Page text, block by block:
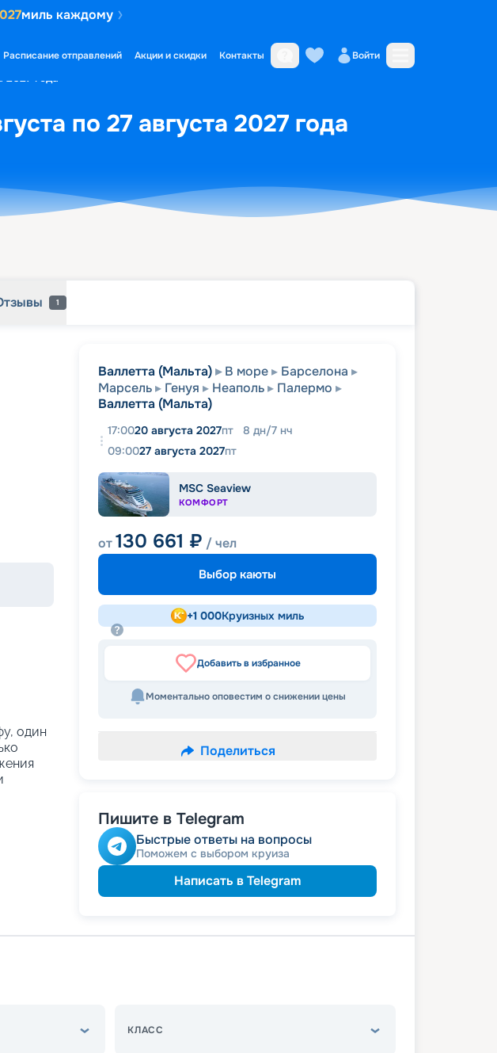
миль каждому
Расписание отправлений Акции и скидки Контакты Войти
2027 года
по 27 августа 2027 года
1
один
Валлетта (Мальта) В море
Барселона
Марсель
Генуя Неаполь
Палермо
Валлетта (Мальта)
17:0020 августа 2027пт 8 дн/7 нч
09:0027 августа 2027пт
MSC Seaview
КОМФОРТ
от130 661 ₽ / чел
Выбор каюты
+1 000Круизных миль
Добавить в избранное
Моментально оповестим о снижении цены
Поделиться
Пишите в Telegram
Быстрые ответы на вопросы
Поможем с выбором круиза
Написать в Telegram
КЛАСС